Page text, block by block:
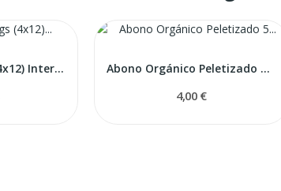
Humus Tea Bags (4x12) Internacional Abono Orgánico Peletizado 5 Kg - Micorrizado
4,00 €